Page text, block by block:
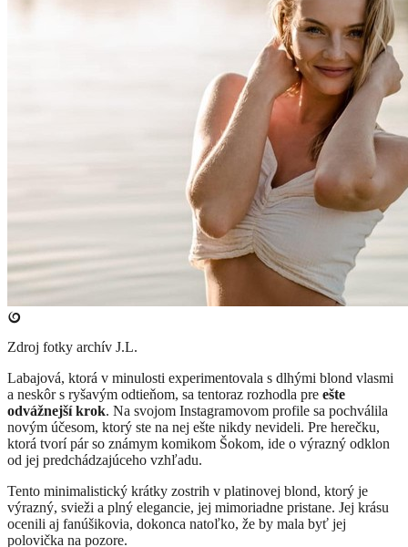
Zdroj fotky archív J.L.
​Labajová, ktorá v minulosti experimentovala s dlhými blond vlasmi
a neskôr s ryšavým odtieňom, sa tentoraz rozhodla pre ešte
odvážnejší krok. Na svojom Instagramovom profile sa pochválila
novým účesom, ktorý ste na nej ešte nikdy nevideli. Pre herečku,
ktorá tvorí pár so známym komikom Šokom, ide o výrazný odklon
od jej predchádzajúceho vzhľadu.
Tento minimalistický krátky zostrih v platinovej blond, ktorý je
výrazný, svieži a plný elegancie, jej mimoriadne pristane. Jej krásu
ocenili aj fanúšikovia, dokonca natoľko, že by mala byť jej
polovička na pozore.